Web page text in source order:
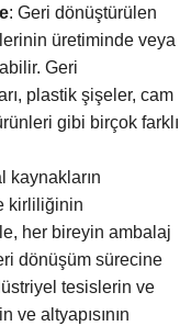
: Geri dönüştürülen
üretiminde veya
Geri
plastik şişeler, cam
gibi birçok farklı
kaynakların
kirliliğinin
her bireyin ambalaj
dönüşüm sürecine
tesislerin ve
altyapısının